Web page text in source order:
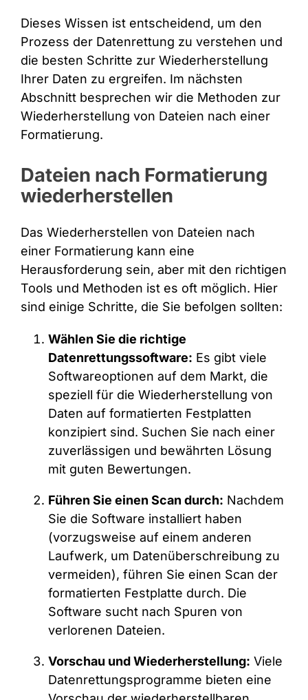
Dieses Wissen ist entscheidend, um den
Prozess der Datenrettung zu verstehen und
die besten Schritte zur Wiederherstellung
Ihrer Daten zu ergreifen. Im nächsten
Abschnitt besprechen wir die Methoden zur
Wiederherstellung von Dateien nach einer
Formatierung.
Dateien nach Formatierung
wiederherstellen
Das Wiederherstellen von Dateien nach
einer Formatierung kann eine
Herausforderung sein, aber mit den richtigen
Tools und Methoden ist es oft möglich. Hier
sind einige Schritte, die Sie befolgen sollten:
Wählen Sie die richtige
Datenrettungssoftware: Es gibt viele
Softwareoptionen auf dem Markt, die
speziell für die Wiederherstellung von
Daten auf formatierten Festplatten
konzipiert sind. Suchen Sie nach einer
zuverlässigen und bewährten Lösung
mit guten Bewertungen.
Führen Sie einen Scan durch: Nachdem
Sie die Software installiert haben
(vorzugsweise auf einem anderen
Laufwerk, um Datenüberschreibung zu
vermeiden), führen Sie einen Scan der
formatierten Festplatte durch. Die
Software sucht nach Spuren von
verlorenen Dateien.
Vorschau und Wiederherstellung: Viele
Datenrettungsprogramme bieten eine